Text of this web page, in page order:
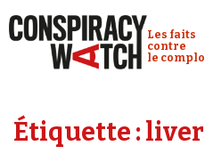
Les faits
contre
le
Analyses
Étiquette :